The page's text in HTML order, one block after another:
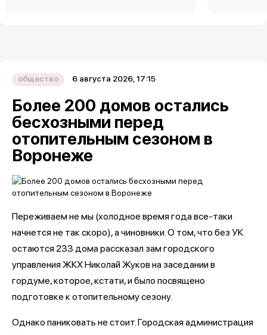
общество 6 августа 2026, 17:15
Более 200 домов остались
бесхозными перед
отопительным сезоном в
Воронеже
Переживаем не мы (холодное время года все-таки
начнется не так скоро), а чиновники. О том, что без УК
остаются 233 дома рассказал зам городского
управления ЖКХ Николай Жуков на заседании в
гордуме, которое, кстати, и было посвящено
подготовке к отопительному сезону.
Однако паниковать не стоит. Городская администрация